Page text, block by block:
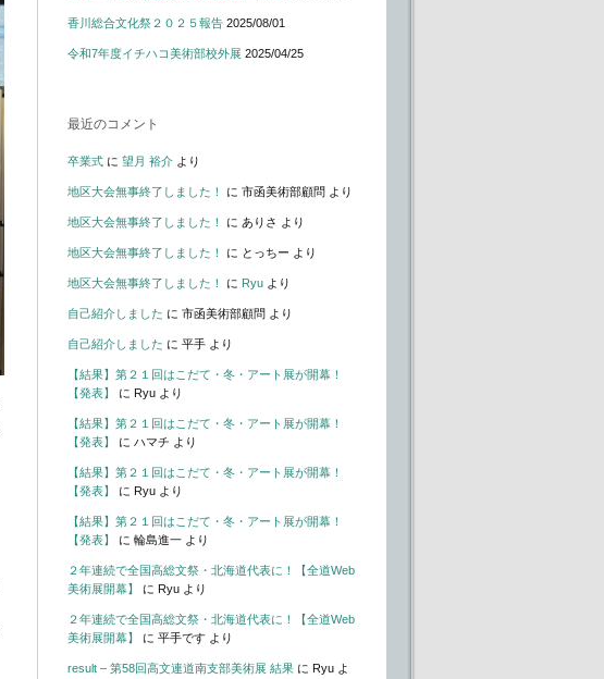
香川総合文化祭２０２５報告 2025/08/01
令和7年度イチハコ美術部校外展 2025/04/25
最近のコメント
卒業式 に 望月 裕介 より
地区大会無事終了しました！ に 市函美術部顧問 より
地区大会無事終了しました！ に ありさ より
地区大会無事終了しました！ に とっちー より
地区大会無事終了しました！ に Ryu より
自己紹介しました に 市函美術部顧問 より
自己紹介しました に 平手 より
【結果】第２１回はこだて・冬・アート展が開幕！
【発表】
に Ryu より
【結果】第２１回はこだて・冬・アート展が開幕！
【発表】
に ハマチ より
【結果】第２１回はこだて・冬・アート展が開幕！
【発表】
に Ryu より
【結果】第２１回はこだて・冬・アート展が開幕！
【発表】
に 輪島進一 より
２年連続で全国高総文祭・北海道代表に！【全道Web
美術展開幕】
に Ryu より
２年連続で全国高総文祭・北海道代表に！【全道Web
美術展開幕】
に 平手です より
result – 第58回高文連道南支部美術展 結果 に Ryu よ